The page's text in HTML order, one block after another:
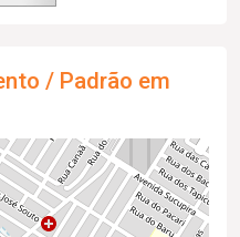
/ Padrão em